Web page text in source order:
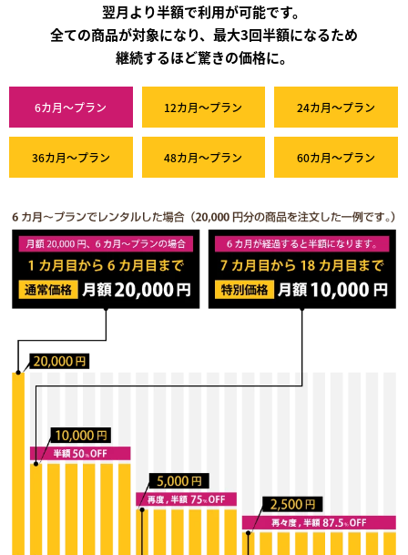
翌月より半額で利用が可能です。
全ての商品が対象になり、最大3回半額になるため
継続するほど驚きの価格に。
6カ月～プラン 12カ月～プラン 24カ月～プラン
36カ月～プラン 48カ月～プラン 60カ月～プラン